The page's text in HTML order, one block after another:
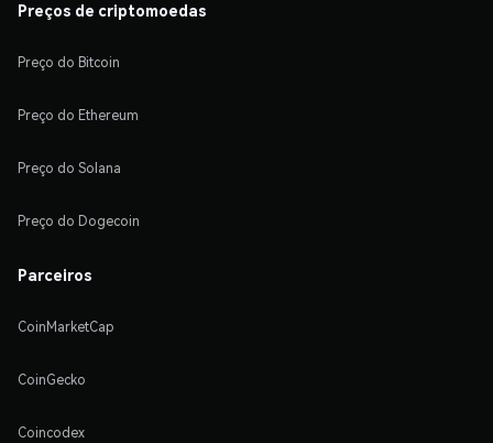
Preços de criptomoedas
Preço do Bitcoin
Preço do Ethereum
Preço do Solana
Preço do Dogecoin
Parceiros
CoinMarketCap
CoinGecko
Coincodex